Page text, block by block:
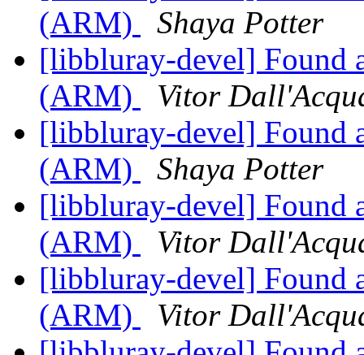
(ARM)
Shaya Potter
[libbluray-devel] Found
(ARM)
Vitor
[libbluray-devel] Found
(ARM)
Shaya Potter
[libbluray-devel] Found
(ARM)
Vitor
[libbluray-devel] Found
(ARM)
Vitor